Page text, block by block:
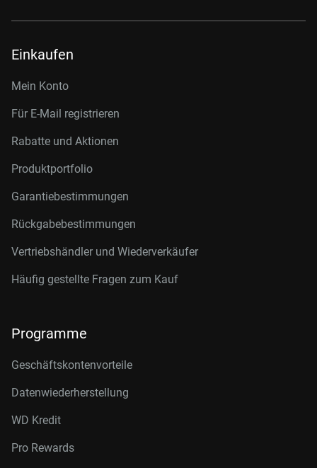
Einkaufen
Mein Konto
Für E-Mail registrieren
Rabatte und Aktionen
Produktportfolio
Garantiebestimmungen
Rückgabebestimmungen
Vertriebshändler und Wiederverkäufer
Häufig gestellte Fragen zum Kauf
Programme
Geschäftskontenvorteile
Datenwiederherstellung
WD Kredit
Pro Rewards